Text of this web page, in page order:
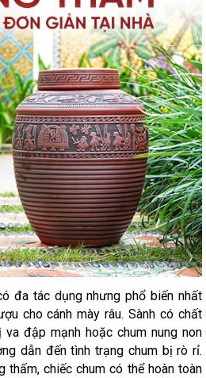
đa tác dụng nhưng phổ biến nhất
cho cánh mày râu. Sành có chất
đập mạnh hoặc chum nung non
dẫn đến tình trạng chum bị rò rỉ.
thấm, chiếc chum có thể hoàn toàn